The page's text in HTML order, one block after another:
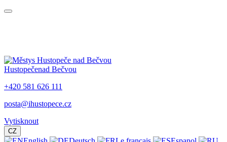
Hustopečenad Bečvou
+420 581 626 111
posta@ihustopece.cz
Vytisknout
CZ